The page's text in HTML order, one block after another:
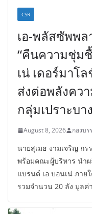
CSR
เอ-พลัสซัพพล
“คืนความชุ่ม
เน่ เดอร์มาโ
ส่งต่อพลังคว
กลุ่มเปราะบ
August 8, 2026 กองบ
นายสุเมธ งามเจริญ ก
พร้อมคณะผู้บริหาร นำ
แบรนด์ เอ บอนเน่ ภาย
รวมจำนวน 20 ลัง มูลค่